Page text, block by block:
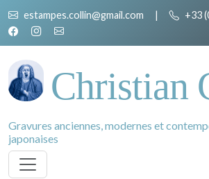
estampes.collin@gmail.com | +33
Christian
Gravures anciennes, modernes et
japonaises